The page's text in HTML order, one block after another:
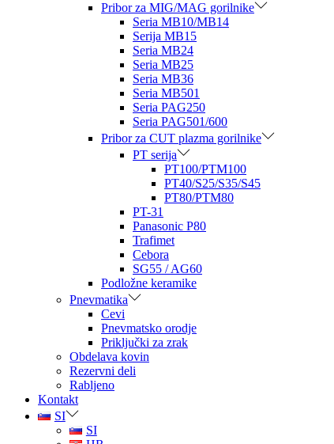
Pribor za MIG/MAG gorilnike
Seria MB10/MB14
Serija MB15
Seria MB24
Seria MB25
Seria MB36
Seria MB501
Seria PAG250
Seria PAG501/600
Pribor za CUT plazma gorilnike
PT serija
PT100/PTM100
PT40/S25/S35/S45
PT80/PTM80
PT-31
Panasonic P80
Trafimet
Cebora
SG55 / AG60
Podložne keramike
Pnevmatika
Cevi
Pnevmatsko orodje
Priključki za zrak
Obdelava kovin
Rezervni deli
Rabljeno
Kontakt
SI
SI